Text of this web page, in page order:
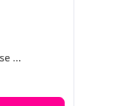
Orliloss es un medicamento que se utiliza para ayudar a perder peso en personas que padecen obesidad.